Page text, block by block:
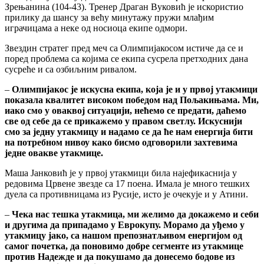
Зрењанина (104-43). Тренер Драган Вуковић је искористио
прилику да шансу за већу минутажу пружи млађим
играчицама а неке од носиоца екипе одмори.
Звездин стратег пред меч са Олимпијакосом истиче да се и
поред проблема са којима се екипа сусрела претходних дана
сусреће и са озбиљним ривалом.
– Олимпијакос је искусна екипа, која је и у првој утакмици
показала квалитет високом победом над Пољакињама. Mи,
иако смо у оваквој ситуацији, нећемо се предати, даћемо
све од себе да се прикажемо у правом светлу. Искуснији
смо за једну утакмицу и надамо се да ће нам енергија бити
на потребном нивоу како бисмо одговорили захтевима
једне овакве утакмице.
Маша Јанковић је у првој утакмици била најефикаснија у
редовима Црвене звезде са 17 поена. Имала је много тешких
дуела са противницама из Русије, исто је очекује и у Атини.
– Чека нас тешка утакмица, ми желимо да докажемо и себи
и другима да припадамо у Еврокупу. Морамо да уђемо у
утакмицу јако, са нашом препознатљивом енергијом од
самог почетка, да поновимо добре сегменте из утакмице
против Надежде и да покушамо да донесемо бодове из